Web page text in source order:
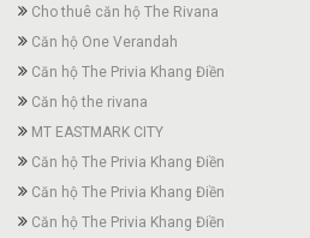
Cho thuê căn hộ The Rivana
Căn hộ One Verandah
Căn hộ The Privia Khang Điền
Căn hộ the rivana
MT EASTMARK CITY
Căn hộ The Privia Khang Điền
Căn hộ The Privia Khang Điền
Căn hộ The Privia Khang Điền